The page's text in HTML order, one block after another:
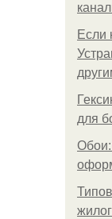
Если
для